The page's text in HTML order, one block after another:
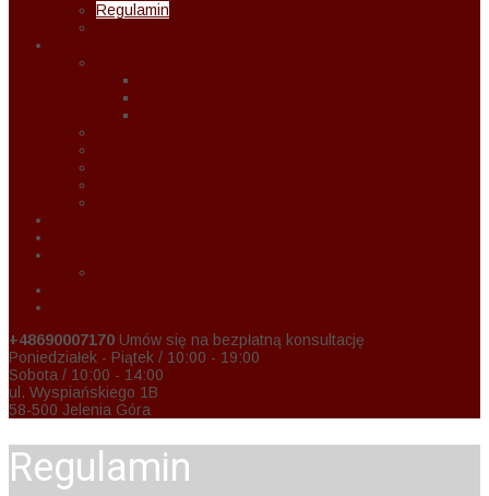
Regulamin
+48690007170 Umów się na bezpłatną konsultację
Poniedziałek - Piątek / 10:00 - 19:00
Sobota / 10:00 - 14:00
ul. Wyspiańskiego 1B
58-500 Jelenia Góra
Regulamin